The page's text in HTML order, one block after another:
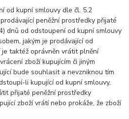
kupní smlouvy dle čl. 5.2
peněžní prostředky přijaté
dnů od odstoupení od kupní smlouvy
jakým je prodávající od
taktéž oprávněn vrátit plnění
zboží kupujícím či jiným
bude souhlasit a nevzniknou tím
li kupující od kupní smlouvy,
přijaté peněžní prostředky
zboží vrátí nebo prokáže, že zboží